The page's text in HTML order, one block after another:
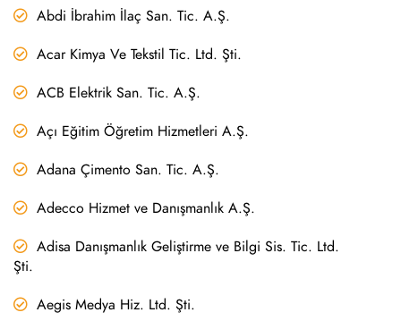
Abdi İbrahim İlaç San. Tic. A.Ş.
Acar Kimya Ve Tekstil Tic. Ltd. Şti.
ACB Elektrik San. Tic. A.Ş.
Açı Eğitim Öğretim Hizmetleri A.Ş.
Adana Çimento San. Tic. A.Ş.
Adecco Hizmet ve Danışmanlık A.Ş.
Adisa Danışmanlık Geliştirme ve Bilgi Sis. Tic. Ltd.
Şti.
Aegis Medya Hiz. Ltd. Şti.